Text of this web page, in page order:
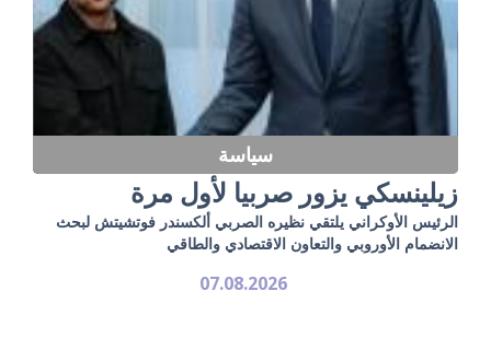
سياسة
زيلينسكي يزور صربيا لأول مرة
الرئيس الأوكراني يلتقي نظيره الصربي ألكسندر فوتشيتش لبحث
الانضمام الأوروبي والتعاون الاقتصادي والطاقي
07.08.2026